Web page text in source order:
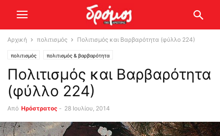
Αρχική πολιτισμός Πολιτισμός και Βαρβαρότητα (φύλλο 224)
πολιτισμός πολιτισμός & βαρβαρότητα
Πολιτισμός και Βαρβαρότητα
(φύλλο 224)
Από Ηρόστρατος - 28 Ιουλίου, 2014